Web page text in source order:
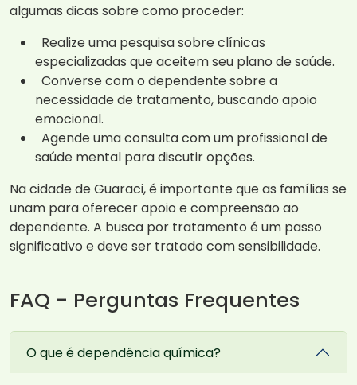
algumas dicas sobre como proceder:
Realize uma pesquisa sobre clínicas
especializadas que aceitem seu plano de saúde.
Converse com o dependente sobre a
necessidade de tratamento, buscando apoio
emocional.
Agende uma consulta com um profissional de
saúde mental para discutir opções.
Na cidade de Guaraci, é importante que as famílias se
unam para oferecer apoio e compreensão ao
dependente. A busca por tratamento é um passo
significativo e deve ser tratado com sensibilidade.
FAQ - Perguntas Frequentes
O que é dependência química?